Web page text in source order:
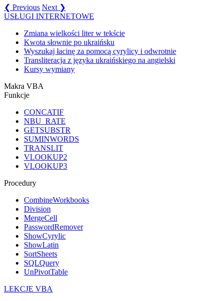
❮ Previous Next ❯
USŁUGI INTERNETOWE
Zmiana wielkości liter w tekście
Kwota słownie po ukraińsku
Wyszukaj łacinę za pomocą cyrylicy i odwrotnie
Transliteracja z języka ukraińskiego na angielski
Kursy wymiany
Makra VBA
Funkcje
CONCATIF
NBU_RATE
GETSUBSTR
SUMINWORDS
TRANSLIT
VLOOKUP2
VLOOKUP3
Procedury
CombineWorkbooks
Division
MergeCell
PasswordRemover
ShowCyrylic
ShowLatin
SortSheets
SQLQuery
UnPivotTable
LEKCJE VBA